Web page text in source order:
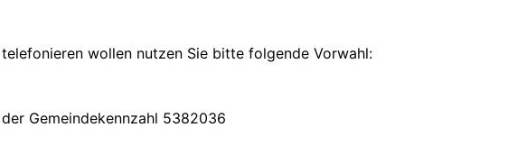
wollen nutzen Sie bitte folgende Vorwahl:
Gemeindekennzahl 5382036